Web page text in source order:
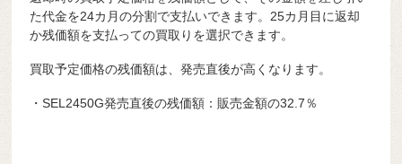
た代金を24カ月の分割で支払いできます。25カ月目に返却
か残価額を支払っての買取りを選択できます。
買取予定価格の残価額は、発売直後が高くなります。
・SEL2450G発売直後の残価額：販売金額の32.7％